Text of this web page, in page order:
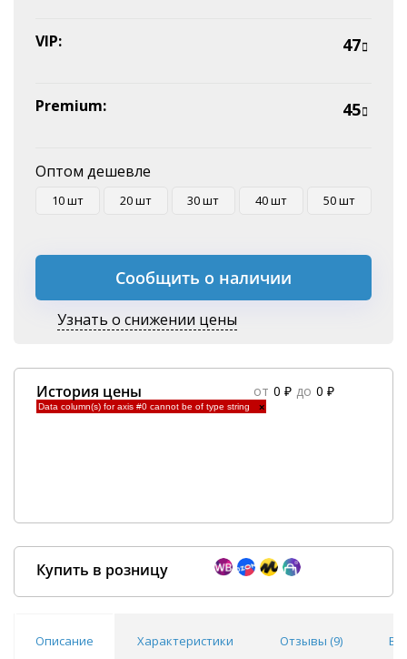
VIP: 47
Premium: 45
Оптом дешевле
10 шт 20 шт 30 шт 40 шт 50 шт
Сообщить о наличии
Узнать о снижении цены
История цены от 0 ₽ до 0 ₽
Data column(s) for axis #0 cannot be of type string ×
Купить в розницу
Описание Характеристики Отзывы (9)